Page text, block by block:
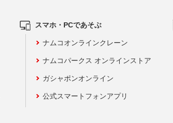
スマホ・PCであそぶ
ナムコオンラインクレーン
ナムコパークス オンラインストア
ガシャポンオンライン
公式スマートフォンアプリ